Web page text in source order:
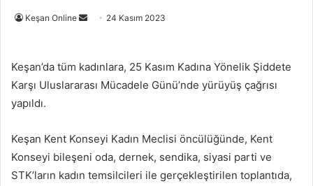
Keşan Online
Bir
göndermek
24 Kasım 2023
Keşan’da tüm kadınlara, 25 Kasım Kadına Yönelik Şiddete
Karşı Uluslararası Mücadele Günü’nde yürüyüş çağrısı
yapıldı.
Keşan Kent Konseyi Kadın Meclisi öncülüğünde, Kent
Konseyi bileşeni oda, dernek, sendika, siyasi parti ve
STK’ların kadın temsilcileri ile gerçekleştirilen toplantıda,